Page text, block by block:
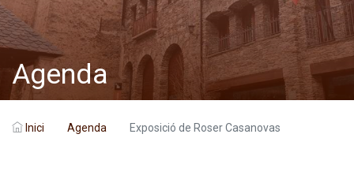
Agenda
Inici Agenda Exposició de Roser Casanovas